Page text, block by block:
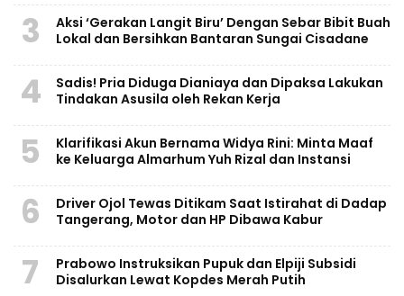
3
Aksi ‘Gerakan Langit Biru’ Dengan Sebar Bibit Buah
Lokal dan Bersihkan Bantaran Sungai Cisadane
4
Sadis! Pria Diduga Dianiaya dan Dipaksa Lakukan
Tindakan Asusila oleh Rekan Kerja
5
Klarifikasi Akun Bernama Widya Rini: Minta Maaf
ke Keluarga Almarhum Yuh Rizal dan Instansi
6
Driver Ojol Tewas Ditikam Saat Istirahat di Dadap
Tangerang, Motor dan HP Dibawa Kabur
7
Prabowo Instruksikan Pupuk dan Elpiji Subsidi
Disalurkan Lewat Kopdes Merah Putih